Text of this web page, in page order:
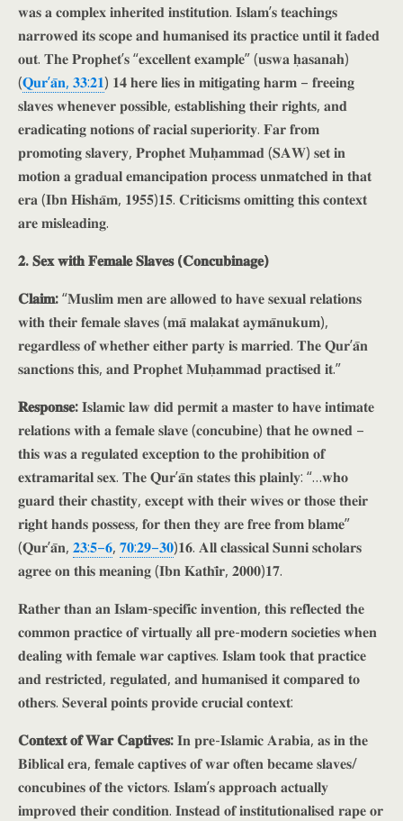
𝐰𝐚𝐬 𝐚 𝐜𝐨𝐦𝐩𝐥𝐞𝐱 𝐢𝐧𝐡𝐞𝐫𝐢𝐭𝐞𝐝 𝐢𝐧𝐬𝐭𝐢𝐭𝐮𝐭𝐢𝐨𝐧. 𝐈𝐬𝐥𝐚𝐦’𝐬 𝐭𝐞𝐚𝐜𝐡𝐢𝐧𝐠𝐬
𝐧𝐚𝐫𝐫𝐨𝐰𝐞𝐝 𝐢𝐭𝐬 𝐬𝐜𝐨𝐩𝐞 𝐚𝐧𝐝 𝐡𝐮𝐦𝐚𝐧𝐢𝐬𝐞𝐝 𝐢𝐭𝐬 𝐩𝐫𝐚𝐜𝐭𝐢𝐜𝐞 𝐮𝐧𝐭𝐢𝐥 𝐢𝐭 𝐟𝐚𝐝𝐞𝐝
𝐨𝐮𝐭. 𝐓𝐡𝐞 𝐏𝐫𝐨𝐩𝐡𝐞𝐭’𝐬 “𝐞𝐱𝐜𝐞𝐥𝐥𝐞𝐧𝐭 𝐞𝐱𝐚𝐦𝐩𝐥𝐞” (𝐮𝐬𝐰𝐚 𝐡̣𝐚𝐬𝐚𝐧𝐚𝐡)
(𝐐𝐮𝐫’𝐚̄𝐧, 𝟑𝟑:𝟐𝟏) 𝟏𝟒 𝐡𝐞𝐫𝐞 𝐥𝐢𝐞𝐬 𝐢𝐧 𝐦𝐢𝐭𝐢𝐠𝐚𝐭𝐢𝐧𝐠 𝐡𝐚𝐫𝐦 – 𝐟𝐫𝐞𝐞𝐢𝐧𝐠
𝐬𝐥𝐚𝐯𝐞𝐬 𝐰𝐡𝐞𝐧𝐞𝐯𝐞𝐫 𝐩𝐨𝐬𝐬𝐢𝐛𝐥𝐞, 𝐞𝐬𝐭𝐚𝐛𝐥𝐢𝐬𝐡𝐢𝐧𝐠 𝐭𝐡𝐞𝐢𝐫 𝐫𝐢𝐠𝐡𝐭𝐬, 𝐚𝐧𝐝
𝐞𝐫𝐚𝐝𝐢𝐜𝐚𝐭𝐢𝐧𝐠 𝐧𝐨𝐭𝐢𝐨𝐧𝐬 𝐨𝐟 𝐫𝐚𝐜𝐢𝐚𝐥 𝐬𝐮𝐩𝐞𝐫𝐢𝐨𝐫𝐢𝐭𝐲. 𝐅𝐚𝐫 𝐟𝐫𝐨𝐦
𝐩𝐫𝐨𝐦𝐨𝐭𝐢𝐧𝐠 𝐬𝐥𝐚𝐯𝐞𝐫𝐲, 𝐏𝐫𝐨𝐩𝐡𝐞𝐭 𝐌𝐮𝐡̣𝐚𝐦𝐦𝐚𝐝 (𝐒𝐀𝐖) 𝐬𝐞𝐭 𝐢𝐧
𝐦𝐨𝐭𝐢𝐨𝐧 𝐚 𝐠𝐫𝐚𝐝𝐮𝐚𝐥 𝐞𝐦𝐚𝐧𝐜𝐢𝐩𝐚𝐭𝐢𝐨𝐧 𝐩𝐫𝐨𝐜𝐞𝐬𝐬 𝐮𝐧𝐦𝐚𝐭𝐜𝐡𝐞𝐝 𝐢𝐧 𝐭𝐡𝐚𝐭
𝐞𝐫𝐚 (𝐈𝐛𝐧 𝐇𝐢𝐬𝐡𝐚̄𝐦, 𝟏𝟗𝟓𝟓)𝟏𝟓. 𝐂𝐫𝐢𝐭𝐢𝐜𝐢𝐬𝐦𝐬 𝐨𝐦𝐢𝐭𝐭𝐢𝐧𝐠 𝐭𝐡𝐢𝐬 𝐜𝐨𝐧𝐭𝐞𝐱𝐭
𝐚𝐫𝐞 𝐦𝐢𝐬𝐥𝐞𝐚𝐝𝐢𝐧𝐠.
𝟐. 𝐒𝐞𝐱 𝐰𝐢𝐭𝐡 𝐅𝐞𝐦𝐚𝐥𝐞 𝐒𝐥𝐚𝐯𝐞𝐬 (𝐂𝐨𝐧𝐜𝐮𝐛𝐢𝐧𝐚𝐠𝐞)
𝐂𝐥𝐚𝐢𝐦:“𝐌𝐮𝐬𝐥𝐢𝐦 𝐦𝐞𝐧 𝐚𝐫𝐞 𝐚𝐥𝐥𝐨𝐰𝐞𝐝 𝐭𝐨 𝐡𝐚𝐯𝐞 𝐬𝐞𝐱𝐮𝐚𝐥 𝐫𝐞𝐥𝐚𝐭𝐢𝐨𝐧𝐬
𝐰𝐢𝐭𝐡 𝐭𝐡𝐞𝐢𝐫 𝐟𝐞𝐦𝐚𝐥𝐞 𝐬𝐥𝐚𝐯𝐞𝐬 (𝐦𝐚̄ 𝐦𝐚𝐥𝐚𝐤𝐚𝐭 𝐚𝐲𝐦𝐚̄𝐧𝐮𝐤𝐮𝐦),
𝐫𝐞𝐠𝐚𝐫𝐝𝐥𝐞𝐬𝐬 𝐨𝐟 𝐰𝐡𝐞𝐭𝐡𝐞𝐫 𝐞𝐢𝐭𝐡𝐞𝐫 𝐩𝐚𝐫𝐭𝐲 𝐢𝐬 𝐦𝐚𝐫𝐫𝐢𝐞𝐝. 𝐓𝐡𝐞 𝐐𝐮𝐫’𝐚̄𝐧
𝐬𝐚𝐧𝐜𝐭𝐢𝐨𝐧𝐬 𝐭𝐡𝐢𝐬, 𝐚𝐧𝐝 𝐏𝐫𝐨𝐩𝐡𝐞𝐭 𝐌𝐮𝐡̣𝐚𝐦𝐦𝐚𝐝 𝐩𝐫𝐚𝐜𝐭𝐢𝐬𝐞𝐝 𝐢𝐭.”
𝐑𝐞𝐬𝐩𝐨𝐧𝐬𝐞:𝐈𝐬𝐥𝐚𝐦𝐢𝐜 𝐥𝐚𝐰 𝐝𝐢𝐝 𝐩𝐞𝐫𝐦𝐢𝐭 𝐚 𝐦𝐚𝐬𝐭𝐞𝐫 𝐭𝐨 𝐡𝐚𝐯𝐞 𝐢𝐧𝐭𝐢𝐦𝐚𝐭𝐞
𝐫𝐞𝐥𝐚𝐭𝐢𝐨𝐧𝐬 𝐰𝐢𝐭𝐡 𝐚 𝐟𝐞𝐦𝐚𝐥𝐞 𝐬𝐥𝐚𝐯𝐞 (𝐜𝐨𝐧𝐜𝐮𝐛𝐢𝐧𝐞) 𝐭𝐡𝐚𝐭 𝐡𝐞 𝐨𝐰𝐧𝐞𝐝 –
𝐭𝐡𝐢𝐬 𝐰𝐚𝐬 𝐚 𝐫𝐞𝐠𝐮𝐥𝐚𝐭𝐞𝐝 𝐞𝐱𝐜𝐞𝐩𝐭𝐢𝐨𝐧 𝐭𝐨 𝐭𝐡𝐞 𝐩𝐫𝐨𝐡𝐢𝐛𝐢𝐭𝐢𝐨𝐧 𝐨𝐟
𝐞𝐱𝐭𝐫𝐚𝐦𝐚𝐫𝐢𝐭𝐚𝐥 𝐬𝐞𝐱. 𝐓𝐡𝐞 𝐐𝐮𝐫’𝐚̄𝐧 𝐬𝐭𝐚𝐭𝐞𝐬 𝐭𝐡𝐢𝐬 𝐩𝐥𝐚𝐢𝐧𝐥𝐲: “…𝐰𝐡𝐨
𝐠𝐮𝐚𝐫𝐝 𝐭𝐡𝐞𝐢𝐫 𝐜𝐡𝐚𝐬𝐭𝐢𝐭𝐲, 𝐞𝐱𝐜𝐞𝐩𝐭 𝐰𝐢𝐭𝐡 𝐭𝐡𝐞𝐢𝐫 𝐰𝐢𝐯𝐞𝐬 𝐨𝐫 𝐭𝐡𝐨𝐬𝐞 𝐭𝐡𝐞𝐢𝐫
𝐫𝐢𝐠𝐡𝐭 𝐡𝐚𝐧𝐝𝐬 𝐩𝐨𝐬𝐬𝐞𝐬𝐬, 𝐟𝐨𝐫 𝐭𝐡𝐞𝐧 𝐭𝐡𝐞𝐲 𝐚𝐫𝐞 𝐟𝐫𝐞𝐞 𝐟𝐫𝐨𝐦 𝐛𝐥𝐚𝐦𝐞”
(𝐐𝐮𝐫’𝐚̄𝐧, 𝟐𝟑:𝟓–𝟔, 𝟕𝟎:𝟐𝟗–𝟑𝟎)𝟏𝟔. 𝐀𝐥𝐥 𝐜𝐥𝐚𝐬𝐬𝐢𝐜𝐚𝐥 𝐒𝐮𝐧𝐧𝐢 𝐬𝐜𝐡𝐨𝐥𝐚𝐫𝐬
𝐚𝐠𝐫𝐞𝐞 𝐨𝐧 𝐭𝐡𝐢𝐬 𝐦𝐞𝐚𝐧𝐢𝐧𝐠 (𝐈𝐛𝐧 𝐊𝐚𝐭𝐡𝐢̄𝐫, 𝟐𝟎𝟎𝟎)𝟏𝟕.
𝐑𝐚𝐭𝐡𝐞𝐫 𝐭𝐡𝐚𝐧 𝐚𝐧 𝐈𝐬𝐥𝐚𝐦-𝐬𝐩𝐞𝐜𝐢𝐟𝐢𝐜 𝐢𝐧𝐯𝐞𝐧𝐭𝐢𝐨𝐧, 𝐭𝐡𝐢𝐬 𝐫𝐞𝐟𝐥𝐞𝐜𝐭𝐞𝐝 𝐭𝐡𝐞
𝐜𝐨𝐦𝐦𝐨𝐧 𝐩𝐫𝐚𝐜𝐭𝐢𝐜𝐞 𝐨𝐟 𝐯𝐢𝐫𝐭𝐮𝐚𝐥𝐥𝐲 𝐚𝐥𝐥 𝐩𝐫𝐞-𝐦𝐨𝐝𝐞𝐫𝐧 𝐬𝐨𝐜𝐢𝐞𝐭𝐢𝐞𝐬 𝐰𝐡𝐞𝐧
𝐝𝐞𝐚𝐥𝐢𝐧𝐠 𝐰𝐢𝐭𝐡 𝐟𝐞𝐦𝐚𝐥𝐞 𝐰𝐚𝐫 𝐜𝐚𝐩𝐭𝐢𝐯𝐞𝐬. 𝐈𝐬𝐥𝐚𝐦 𝐭𝐨𝐨𝐤 𝐭𝐡𝐚𝐭 𝐩𝐫𝐚𝐜𝐭𝐢𝐜𝐞
𝐚𝐧𝐝 𝐫𝐞𝐬𝐭𝐫𝐢𝐜𝐭𝐞𝐝, 𝐫𝐞𝐠𝐮𝐥𝐚𝐭𝐞𝐝, 𝐚𝐧𝐝 𝐡𝐮𝐦𝐚𝐧𝐢𝐬𝐞𝐝 𝐢𝐭 𝐜𝐨𝐦𝐩𝐚𝐫𝐞𝐝 𝐭𝐨
𝐨𝐭𝐡𝐞𝐫𝐬. 𝐒𝐞𝐯𝐞𝐫𝐚𝐥 𝐩𝐨𝐢𝐧𝐭𝐬 𝐩𝐫𝐨𝐯𝐢𝐝𝐞 𝐜𝐫𝐮𝐜𝐢𝐚𝐥 𝐜𝐨𝐧𝐭𝐞𝐱𝐭:
𝐂𝐨𝐧𝐭𝐞𝐱𝐭 𝐨𝐟 𝐖𝐚𝐫 𝐂𝐚𝐩𝐭𝐢𝐯𝐞𝐬:𝐈𝐧 𝐩𝐫𝐞-𝐈𝐬𝐥𝐚𝐦𝐢𝐜 𝐀𝐫𝐚𝐛𝐢𝐚, 𝐚𝐬 𝐢𝐧 𝐭𝐡𝐞
𝐁𝐢𝐛𝐥𝐢𝐜𝐚𝐥 𝐞𝐫𝐚, 𝐟𝐞𝐦𝐚𝐥𝐞 𝐜𝐚𝐩𝐭𝐢𝐯𝐞𝐬 𝐨𝐟 𝐰𝐚𝐫 𝐨𝐟𝐭𝐞𝐧 𝐛𝐞𝐜𝐚𝐦𝐞 𝐬𝐥𝐚𝐯𝐞𝐬/
𝐜𝐨𝐧𝐜𝐮𝐛𝐢𝐧𝐞𝐬 𝐨𝐟 𝐭𝐡𝐞 𝐯𝐢𝐜𝐭𝐨𝐫𝐬. 𝐈𝐬𝐥𝐚𝐦’𝐬 𝐚𝐩𝐩𝐫𝐨𝐚𝐜𝐡 𝐚𝐜𝐭𝐮𝐚𝐥𝐥𝐲
𝐢𝐦𝐩𝐫𝐨𝐯𝐞𝐝 𝐭𝐡𝐞𝐢𝐫 𝐜𝐨𝐧𝐝𝐢𝐭𝐢𝐨𝐧. 𝐈𝐧𝐬𝐭𝐞𝐚𝐝 𝐨𝐟 𝐢𝐧𝐬𝐭𝐢𝐭𝐮𝐭𝐢𝐨𝐧𝐚𝐥𝐢𝐬𝐞𝐝 𝐫𝐚𝐩𝐞 𝐨𝐫